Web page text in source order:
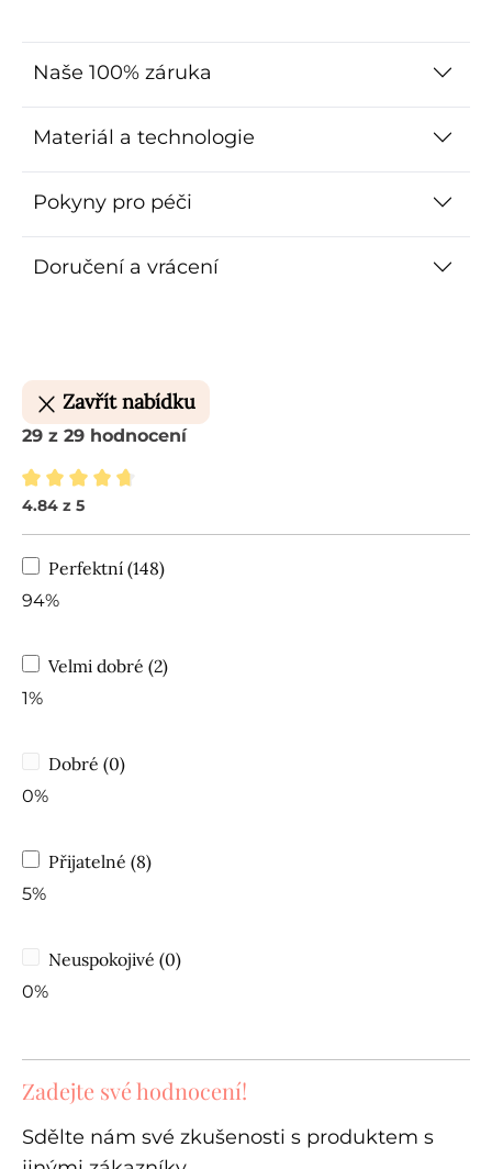
Naše 100% záruka
Materiál a technologie
Pokyny pro péči
Doručení a vrácení
Zavřít nabídku
29 z 29 hodnocení
Průměrné hodnocení 4.84 z 5 hvězd
4.84 z 5
Perfektní (148)
94%
Velmi dobré (2)
1%
Dobré (0)
0%
Přijatelné (8)
5%
Neuspokojivé (0)
0%
Zadejte své hodnocení!
Sdělte nám své zkušenosti s produktem s